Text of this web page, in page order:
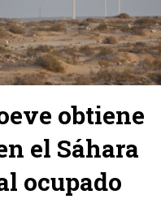
obtiene
el Sáhara
ocupado